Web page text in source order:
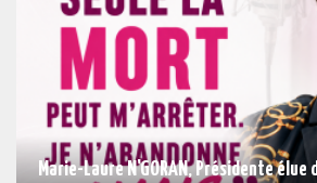
Marie-Laure N'GORAN, Présidente élue